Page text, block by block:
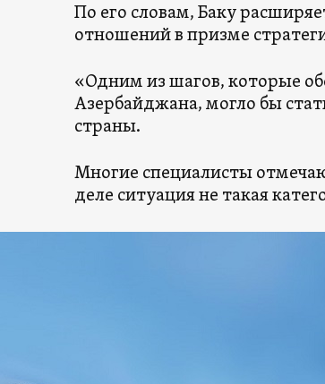
По его словам, Баку
отношений в призме
«Одним из шагов, которые
Азербайджана, могло бы
страны.
Многие специалисты
деле ситуация не такая